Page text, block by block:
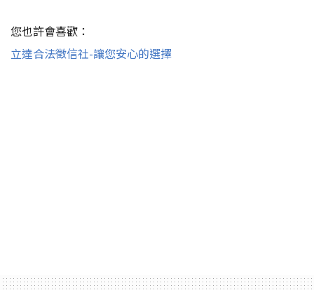
您也許會喜歡：
立達合法徵信社-讓您安心的選擇